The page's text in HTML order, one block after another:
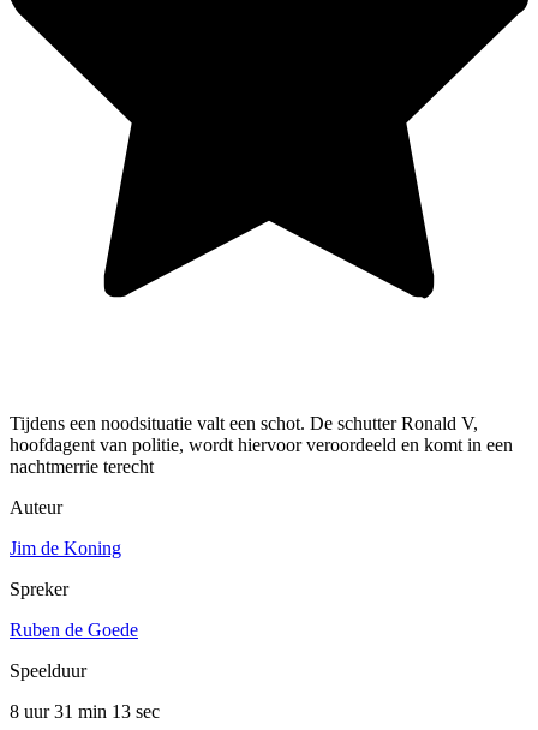
Tijdens een noodsituatie valt een schot. De schutter Ronald V,
hoofdagent van politie, wordt hiervoor veroordeeld en komt in een
nachtmerrie terecht
Auteur
Jim de Koning
Spreker
Ruben de Goede
Speelduur
8 uur 31 min 13 sec